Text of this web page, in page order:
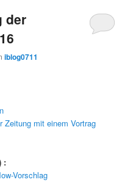
der
iblog0711
Zeitung mit einem Vortrag
:
Vorschlag